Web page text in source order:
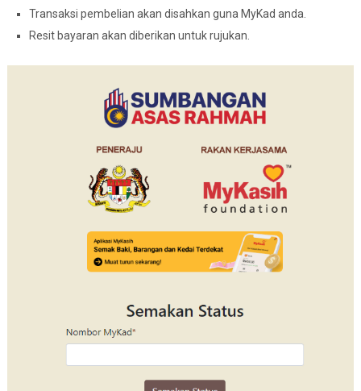
Transaksi pembelian akan disahkan guna MyKad anda.
Resit bayaran akan diberikan untuk rujukan.